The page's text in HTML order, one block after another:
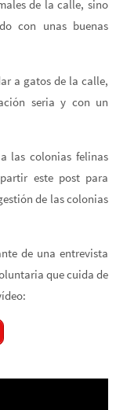
de la calle, sino
con unas buenas
a gatos de la calle,
seria y con un
las colonias felinas
este post para
de las colonias
de una entrevista
que cuida de